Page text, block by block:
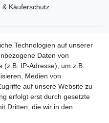
Käuferschutz
Technologien auf unserer
Daten von
(z.B. IP-Adresse), um z.B.
Medien von
auf unsere Website zu
erfolgt erst durch gesetzte
Dritten, die wir in den